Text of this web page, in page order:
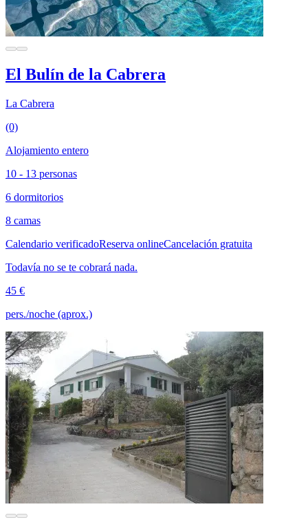
El Bulín de la Cabrera
La Cabrera
(0)
Alojamiento entero
10 - 13 personas
6 dormitorios
8 camas
Calendario verificadoReserva onlineCancelación gratuita
Todavía no se te cobrará nada.
45 €
pers./noche (aprox.)